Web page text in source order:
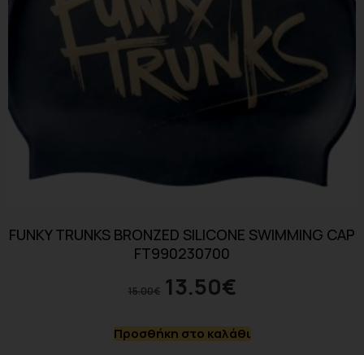
FUNKY TRUNKS BRONZED SILICONE SWIMMING CAP
FT990230700
15.00€ 13.50€
Προσθήκη στο καλάθι